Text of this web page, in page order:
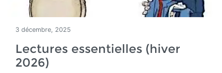
3 décembre, 2025
Lectures essentielles (hiver
2026)